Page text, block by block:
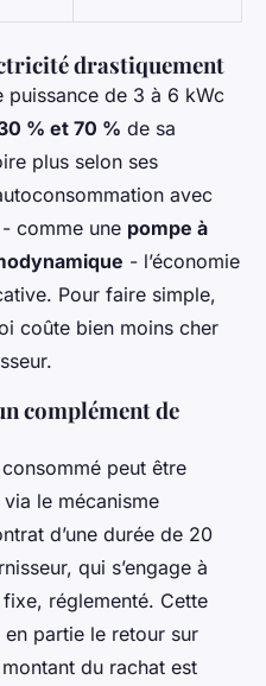
drastiquement
puissance de 3 à 6 kWc
% et 70 % de sa
plus selon ses
avec
comme une pompe à
- l’économie
Pour faire simple,
coûte bien moins cher
complément de
peut être
le mécanisme
d’une durée de 20
qui s’engage à
réglementé. Cette
partie le retour sur
du rachat est